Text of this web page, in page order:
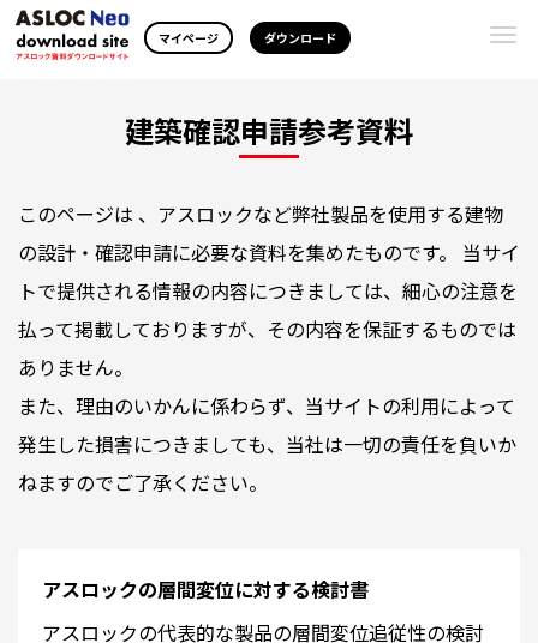
マイページ ダウンロード
建築確認申請参考資料
このページは 、アスロックなど弊社製品を使用する建物
の設計・確認申請に必要な資料を集めたものです。 当サイ
トで提供される情報の内容につきましては、細心の注意を
払って掲載しておりますが、その内容を保証するものでは
ありません。
また、理由のいかんに係わらず、当サイトの利用によって
発生した損害につきましても、当社は一切の責任を負いか
ねますのでご了承ください。
アスロックの層間変位に対する検討書
アスロックの代表的な製品の層間変位追従性の検討